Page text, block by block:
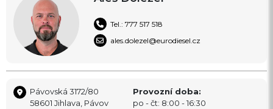
Tel.: 777 517 518
ales.dolezel@eurodiesel.cz
Pávovská 3172/80
58601 Jihlava, Pávov
Provozní doba:
po - čt: 8:00 - 16:30